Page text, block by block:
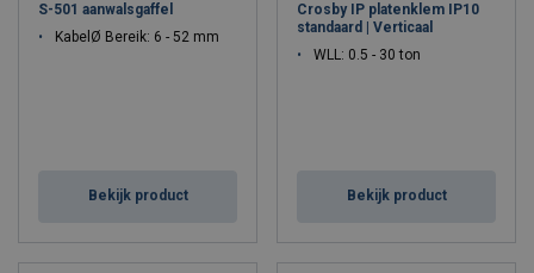
S-501 aanwalsgaffel
KabelØ Bereik: 6 - 52 mm
Bekijk product
Crosby IP platenklem IP10
standaard | Verticaal
WLL: 0.5 - 30 ton
Bekijk product